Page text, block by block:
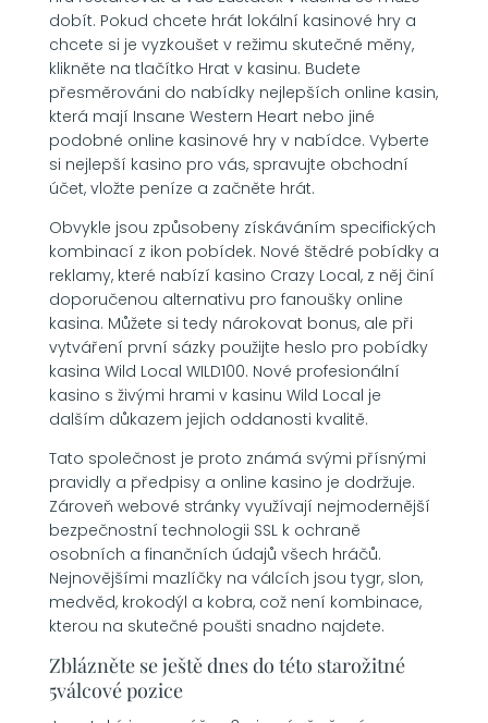
dobít. Pokud chcete hrát lokální kasinové hry a
chcete si je vyzkoušet v režimu skutečné měny,
klikněte na tlačítko Hrat v kasinu. Budete
přesměrováni do nabídky nejlepších online kasin,
která mají Insane Western Heart nebo jiné
podobné online kasinové hry v nabídce. Vyberte
si nejlepší kasino pro vás, spravujte obchodní
účet, vložte peníze a začněte hrát.
Obvykle jsou způsobeny získáváním specifických
kombinací z ikon pobídek. Nové štědré pobídky a
reklamy, které nabízí kasino Crazy Local, z něj činí
doporučenou alternativu pro fanoušky online
kasina. Můžete si tedy nárokovat bonus, ale při
vytváření první sázky použijte heslo pro pobídky
kasina Wild Local WILD100. Nové profesionální
kasino s živými hrami v kasinu Wild Local je
dalším důkazem jejich oddanosti kvalitě.
Tato společnost je proto známá svými přísnými
pravidly a předpisy a online kasino je dodržuje.
Zároveň webové stránky využívají nejmodernější
bezpečnostní technologii SSL k ochraně
osobních a finančních údajů všech hráčů.
Nejnovějšími mazlíčky na válcích jsou tygr, slon,
medvěd, krokodýl a kobra, což není kombinace,
kterou na skutečné poušti snadno najdete.
Zblázněte se ještě dnes do této starožitné
5válcové pozice